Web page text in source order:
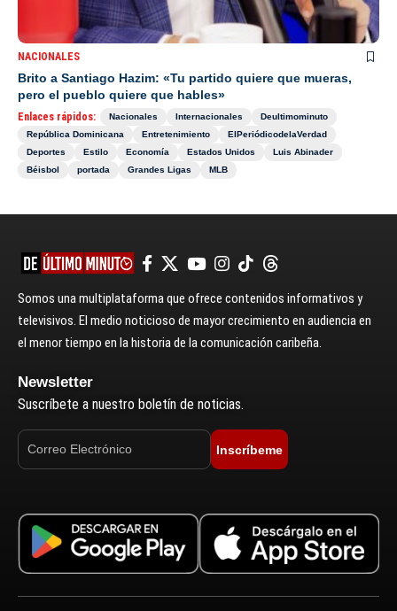
NACIONALES
Brito a Santiago Hazim: «Tu partido quiere que mueras,
pero el pueblo quiere que hables»
Enlaces rápidos: Nacionales Internacionales
Deultimominuto
República Dominicana
Entretenimiento
ElPeriódicodelaVerdad
Deportes
Estilo Economía Estados Unidos
Luis Abinader
Béisbol
portada Grandes Ligas MLB
Somos una multiplataforma que ofrece contenidos informativos y
televisivos. El medio noticioso de mayor crecimiento en audiencia en
el menor tiempo en la historia de la comunicación caribeña.
Newsletter
Suscríbete a nuestro boletín de noticias.
Inscríbeme